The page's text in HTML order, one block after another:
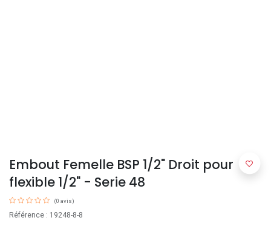
Embout Femelle BSP 1/2" Droit pour
flexible 1/2" - Serie 48
(0 avis)
Référence : 19248-8-8